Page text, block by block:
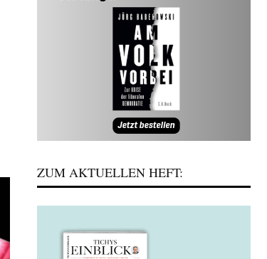
ZUM AKTUELLEN HEFT: